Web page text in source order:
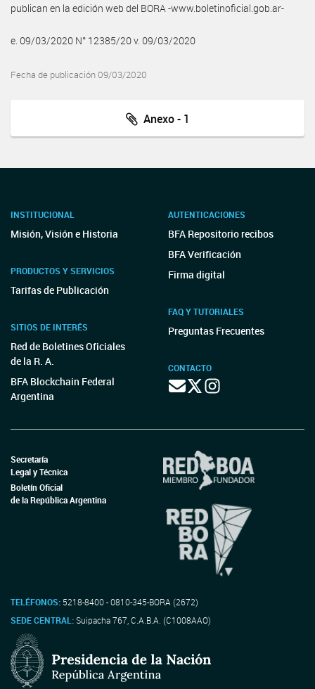
publican en la edición web del BORA -www.boletinoficial.gob.ar-
e. 09/03/2020 N° 12385/20 v. 09/03/2020
Fecha de publicación 09/03/2020
Anexo - 1
INSTITUCIONAL
Misión, Visión e Historia
PRODUCTOS Y SERVICIOS
Tarifas de Publicación
SITIOS DE INTERÉS
Red de Boletines Oficiales
de la R. A.
BFA Blockchain Federal
Argentina
AUTENTICACIONES
BFA Repositorio recibos
BFA Verificación
Firma digital
FAQ Y TUTORIALES
Preguntas Frecuentes
CONTACTO
Secretaría
Legal y Técnica
Boletín Oficial
de la República Argentina
TELÉFONOS: 5218-8400 - 0810-345-BORA (2672)
SEDE CENTRAL:Suipacha 767, C.A.B.A. (C1008AAO)